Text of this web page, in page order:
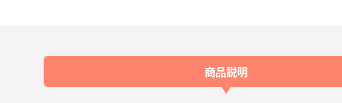
商品説明